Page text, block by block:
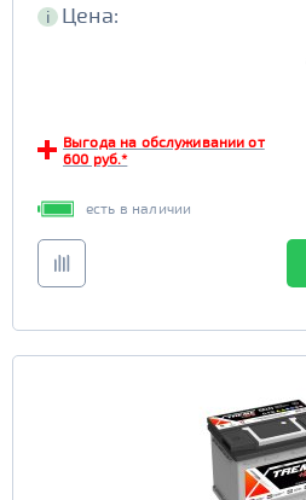
i Цена:
Выгода на обслуживании от
600 руб.*
есть в наличии